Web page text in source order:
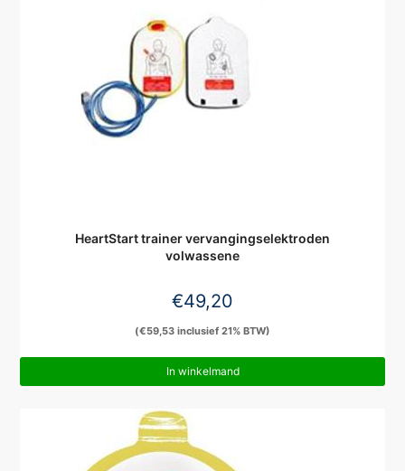
HeartStart trainer vervangingselektroden
volwassene
€49,20
(€59,53 inclusief 21% BTW)
In winkelmand